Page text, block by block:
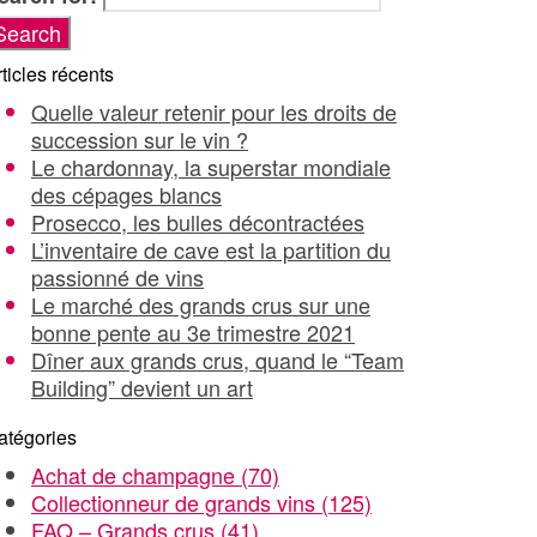
récents
Quelle valeur retenir pour les droits de
succession sur le vin ?
Le chardonnay, la superstar mondiale
des cépages blancs
Prosecco, les bulles décontractées
L’inventaire de cave est la partition du
passionné de vins
Le marché des grands crus sur une
bonne pente au 3e trimestre 2021
Dîner aux grands crus, quand le “Team
Building” devient un art
Achat de champagne (70)
Collectionneur de grands vins (125)
FAQ – Grands crus (41)